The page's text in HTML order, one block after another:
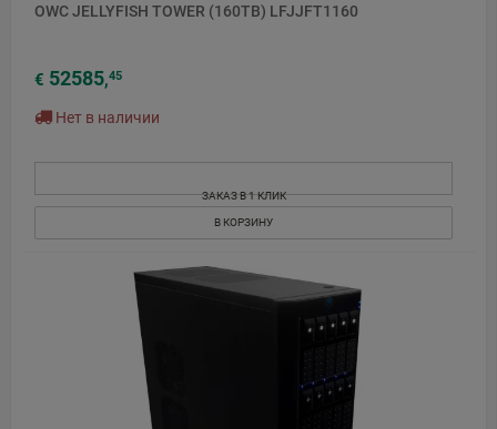
OWC JELLYFISH TOWER (160TB) LFJJFT1160
€ 52585,45
Нет в наличии
ЗАКАЗ В 1 КЛИК
В КОРЗИНУ